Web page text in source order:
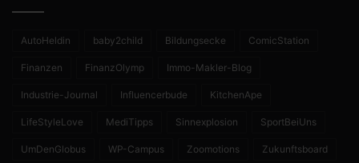
AutoHeldin baby2child Bildungsecke ComicStation
Finanzen FinanzOlymp Immo-Makler-Blog
Industrie-Journal Influencerbude KitchenApe
LifeStyleLove MediTipps Sinnexplosion SportBeiUns
UmDenGlobus WP-Campus Zoomotions Zukunftsboard